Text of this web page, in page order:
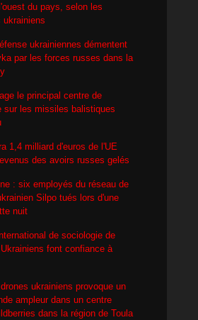
du pays, selon les
ukrainiens
ukrainiennes démentent
par les forces russes dans la
le principal centre de
sur les missiles balistiques
1,4 milliard d'euros de l'UE
des avoirs russes gelés
: six employés du réseau de
Silpo tués lors d'une
nuit
de sociologie de
font confiance à
ukrainiens provoque un
ampleur dans un centre
dans la région de Toula